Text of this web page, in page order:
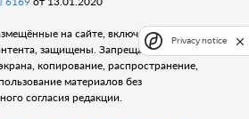
на сайте, включая тексты, видео,
защищены. Запрещается любое
копирование, распространение,
материалов без
согласия редакции.
Privacy notice